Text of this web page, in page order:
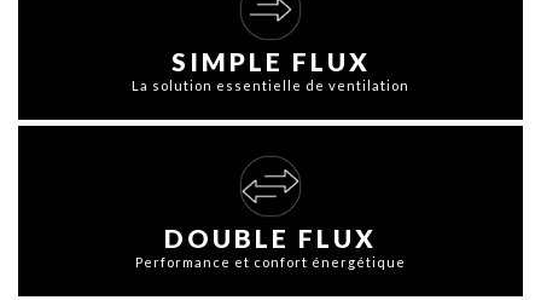
SIMPLE FLUX
La solution essentielle de ventilation
DOUBLE FLUX
Performance et confort énergétique